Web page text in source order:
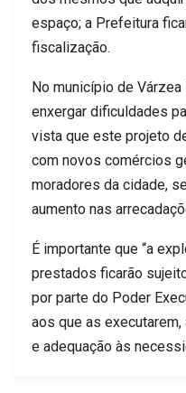
espaço; a Prefeitura
fiscalização.
No município de
enxergar dificuldades
vista que este projeto
com novos comércios
moradores da cidade,
aumento nas
É importante que “a
prestados ficarão
por parte do Poder
aos que as
e adequação às